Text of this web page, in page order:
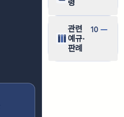
령
관련
예규·
판례
10